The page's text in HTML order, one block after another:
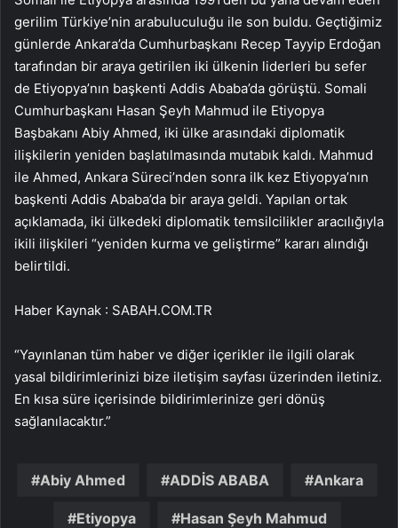
gerilim Türkiye’nin arabuluculuğu ile son buldu. Geçtiğimiz
günlerde Ankara’da Cumhurbaşkanı Recep Tayyip Erdoğan
tarafından bir araya getirilen iki ülkenin liderleri bu sefer
de Etiyopya’nın başkenti Addis Ababa’da görüştü. Somali
Cumhurbaşkanı Hasan Şeyh Mahmud ile Etiyopya
Başbakanı Abiy Ahmed, iki ülke arasındaki diplomatik
ilişkilerin yeniden başlatılmasında mutabık kaldı. Mahmud
ile Ahmed, Ankara Süreci’nden sonra ilk kez Etiyopya’nın
başkenti Addis Ababa’da bir araya geldi. Yapılan ortak
açıklamada, iki ülkedeki diplomatik temsilcilikler aracılığıyla
ikili ilişkileri “yeniden kurma ve geliştirme” kararı alındığı
belirtildi.
Haber Kaynak : SABAH.COM.TR
“Yayınlanan tüm haber ve diğer içerikler ile ilgili olarak
yasal bildirimlerinizi bize iletişim sayfası üzerinden iletiniz.
En kısa süre içerisinde bildirimlerinize geri dönüş
sağlanılacaktır.”
Abiy Ahmed ADDİS ABABA Ankara
Etiyopya Hasan Şeyh Mahmud